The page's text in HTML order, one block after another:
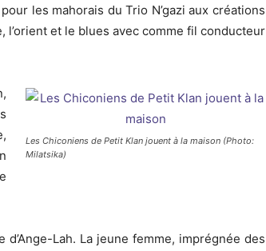
les mahorais du Trio N’gazi aux créations
l’orient et le blues avec comme fil conducteur
Les Chiconiens de Petit Klan jouent à la maison (Photo:
Milatsika)
Lah. La jeune femme, imprégnée des